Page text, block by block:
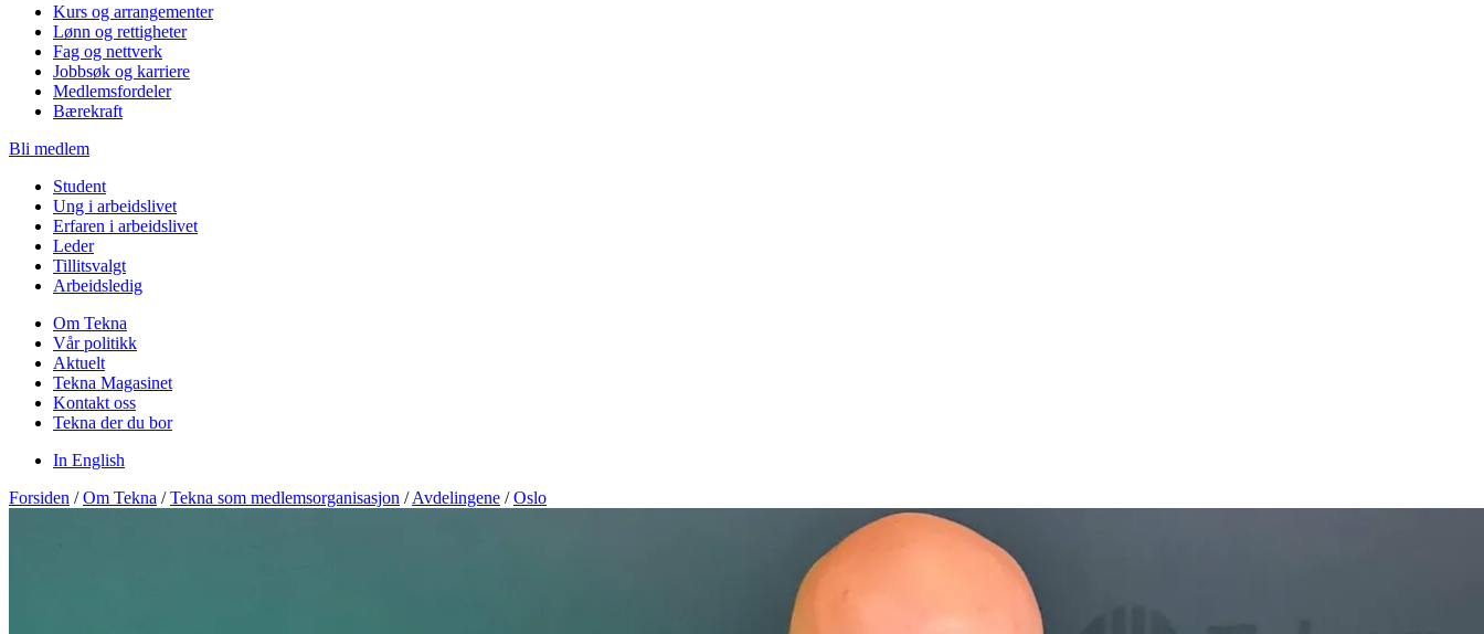
Kurs og arrangementer
Lønn og rettigheter
Fag og nettverk
Jobbsøk og karriere
Medlemsfordeler
Bærekraft
Bli medlem
Student
Ung i arbeidslivet
Erfaren i arbeidslivet
Leder
Tillitsvalgt
Arbeidsledig
Om Tekna
Vår politikk
Aktuelt
Tekna Magasinet
Kontakt oss
Tekna der du bor
In English
Forsiden / Om Tekna / Tekna som medlemsorganisasjon / Avdelingene / Oslo